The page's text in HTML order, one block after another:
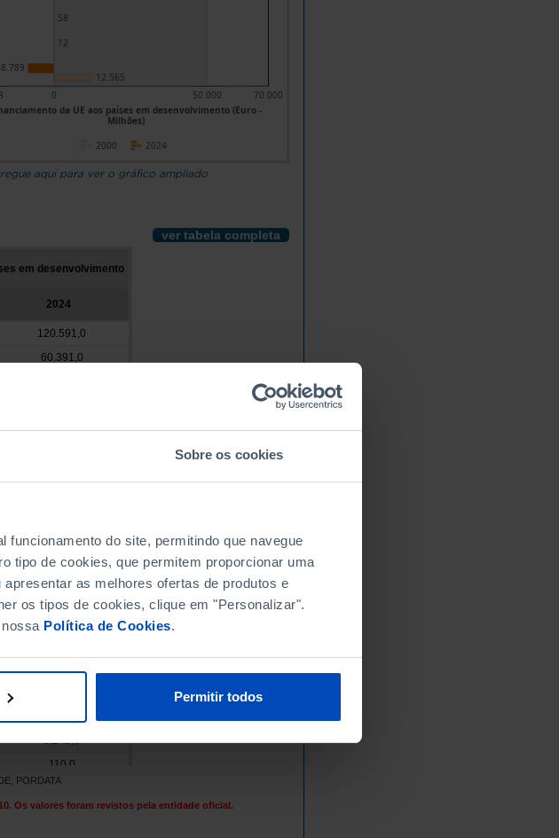
Sobre os cookies
do site, permitindo que navegue
tipo de cookies, que permitem proporcionar uma
as melhores ofertas de produtos e
os tipos de cookies, clique em "Personalizar".
Política de Cookies.
Permitir todos
da UE aos países em desenvolvimento (Euro -
Milhões)
0 50.000 70.000
58
12
-8.789
12.565
2024
2000
aqui para ver o gráfico ampliado
ver tabela completa
em desenvolvimento
2024
120.591,0
60.391,0
124,0
469,0
1.804,0
423,0
9.249,0
110,0
621,0
PORDATA
Os valores foram revistos pela entidade oficial.